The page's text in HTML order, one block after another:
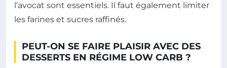
l’avocat sont essentiels. Il faut également limiter
les farines et sucres raffinés.
PEUT-ON SE FAIRE PLAISIR AVEC DES
DESSERTS EN RÉGIME LOW CARB ?